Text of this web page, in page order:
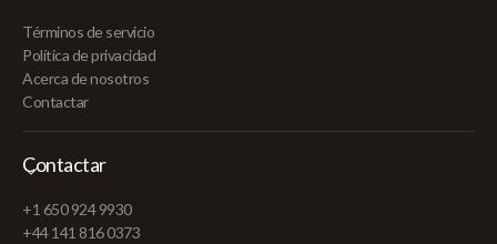
Términos de servicio
Política de privacidad
Acerca de nosotros
Contactar
Contactar
+1 650 924 9930
+44 141 816 0373